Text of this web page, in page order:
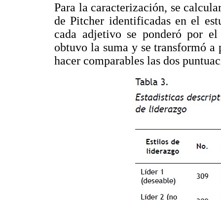
Para la caracterización, se
de Pitcher identificadas en el
cada adjetivo se ponderó por
obtuvo la suma y se transformó
hacer comparables las dos